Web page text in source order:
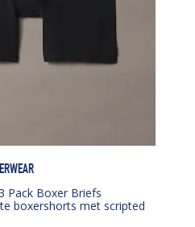
Pack Boxer Briefs
boxershorts met scripted